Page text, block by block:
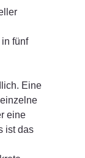
in fünf
Eine
eine
ist das